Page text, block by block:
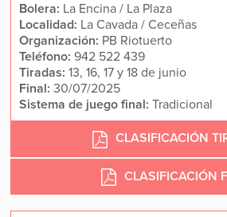
Bolera: La Encina / La Plaza
Localidad: La Cavada / Ceceñas
Organización: PB Riotuerto
Teléfono:942 522 439
Tiradas:13, 16, 17 y 18 de junio
Final:30/07/2025
Sistema de juego final:Tradicional
CLASIFICACIÓN
CLASIFICACIÓN